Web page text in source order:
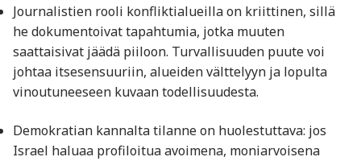
Journalistien rooli konfliktialueilla on kriittinen, sillä
he dokumentoivat tapahtumia, jotka muuten
saattaisivat jäädä piiloon. Turvallisuuden puute voi
johtaa itsesensuuriin, alueiden välttelyyn ja lopulta
vinoutuneeseen kuvaan todellisuudesta.
Demokratian kannalta tilanne on huolestuttava: jos
Israel haluaa profiloitua avoimena, moniarvoisena